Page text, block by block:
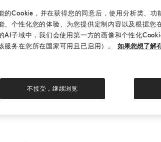
。
在此前收到包裹时所包含的任何包装
退换货申请。关于换货的申请仅限于有
的Cookie，并在获得您的同意后，使用分析类、功
、个性化您的体验、为您提供定制内容以及根据您
AI子域中，我们会使用第一方的画像和个性化
务在您所在国家可用且已启用）。
如果您想了解
不接受，继续浏览